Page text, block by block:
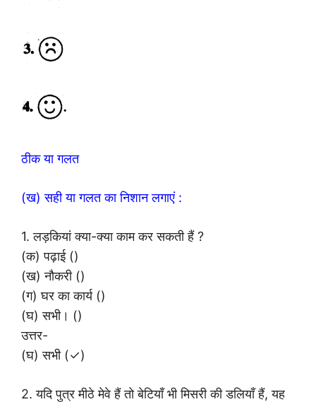
ठीक या गलत
(ख) सही या गलत का निशान लगाएं :
1. लड़कियां क्या-क्या काम कर सकती हैं ?
(क) पढ़ाई ()
(ख) नौकरी ()
(ग) घर का कार्य ()
(घ) सभी। ()
उत्तर-
(घ) सभी (✓)
2. यदि पुत्र मीठे मेवे हैं तो बेटियाँ भी मिसरी की डलियाँ हैं, यह